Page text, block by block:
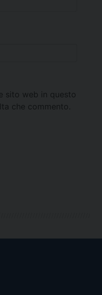
sito web in questo
che commento.